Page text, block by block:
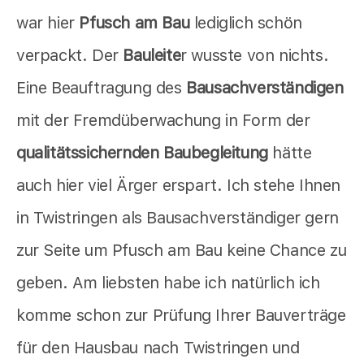
war hier Pfusch am Baulediglich schön
verpackt. Der Bauleiter wusste von nichts.
Eine Beauftragung des Bausachverständigen
mit der Fremdüberwachung in Form der
qualitätssichernden Baubegleitunghätte
auch hier viel Ärger erspart. Ich stehe Ihnen
in Twistringen als Bausachverständiger gern
zur Seite um Pfusch am Bau keine Chance zu
geben. Am liebsten habe ich natürlich ich
komme schon zur Prüfung Ihrer Bauverträge
für den Hausbau nach Twistringen und